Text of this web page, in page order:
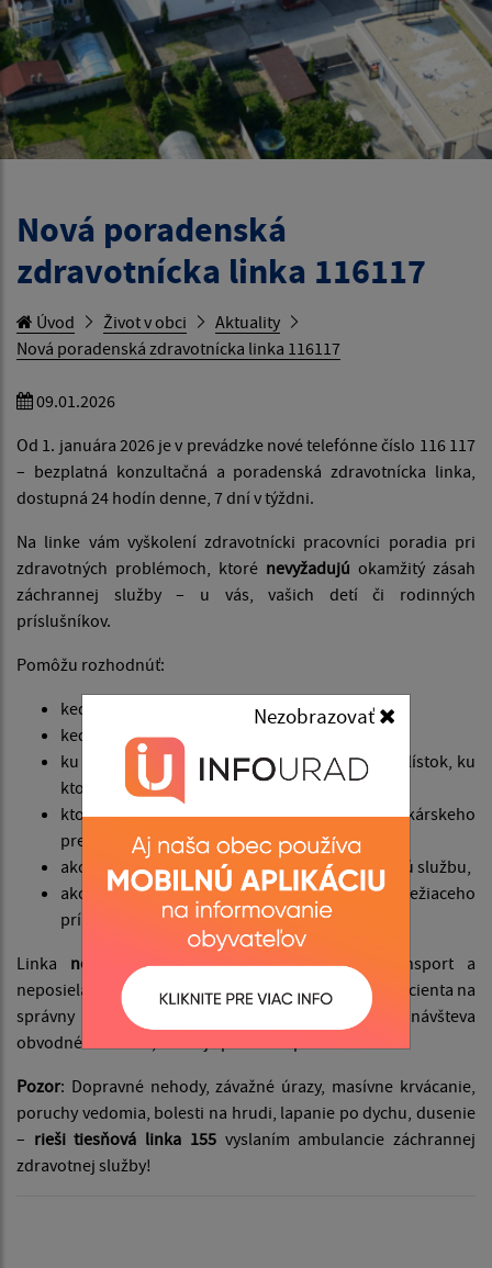
Nezobrazovať
Nová poradenská
zdravotnícka linka 116117
Úvod Život v obci
Aktuality
Nová poradenská zdravotnícka linka 116117
09.01.2026
Od 1. januára 2026 je v prevádzke nové telefónne číslo 116 117
– bezplatná konzultačná a poradenská zdravotnícka linka,
dostupná 24 hodín denne, 7 dní v týždni.
Na linke vám vyškolení zdravotnícki pracovníci poradia pri
zdravotných problémoch, ktoré nevyžadujú okamžitý zásah
záchrannej služby – u vás, vašich detí či rodinných
príslušníkov.
Pomôžu rozhodnúť:
kedy vyhľadať obvodného lekára,
kedy s návštevou ordinácie počkať,
ku ktorému špecialistovi potrebujete výmenný lístok, ku
ktorému môžete ísť bez priamo,
ktoré liečivo je dostupné v lekárni aj bez lekárskeho
predpisu,
ako vybaviť ambulantnú domácu ošetrovateľskú službu,
ako vybaviť mobilný hospic pre svojho ležiaceho
príbuzného a podobne.
Linka nevysiela záchranárov, nezabezpečuje transport a
neposiela lekára domov. Jej úlohou je nasmerovať pacienta na
správny krok, vysvetliť, či postačí samoliečba, návšteva
obvodného lekára, alebo je potrebná pohotovosť.
Pozor: Dopravné nehody, závažné úrazy, masívne krvácanie,
poruchy vedomia, bolesti na hrudi, lapanie po dychu, dusenie
– rieši tiesňová linka 155vyslaním ambulancie záchrannej
zdravotnej služby!